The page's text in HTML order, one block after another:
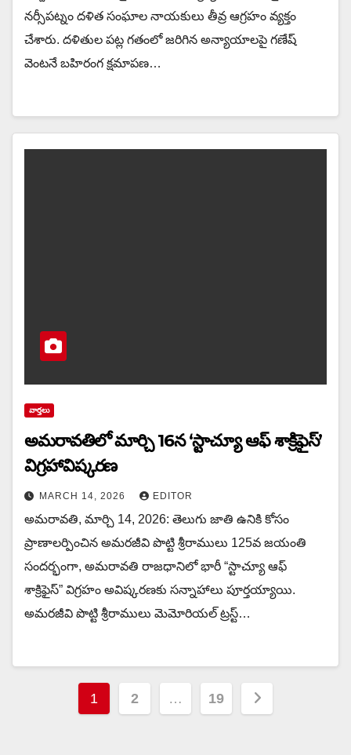
నర్సీపట్నం దళిత సంఘాల నాయకులు తీవ్ర ఆగ్రహం వ్యక్తం
చేశారు. దళితుల పట్ల గతంలో జరిగిన అన్యాయాలపై గణేష్
వెంటనే బహిరంగ క్షమాపణ…
వార్త‌లు
అమరావతిలో మార్చి 16న‌ ‘స్టాచ్యూ ఆఫ్ శాక్రిఫైస్’
విగ్రహావిష్కరణ
MARCH 14, 2026 EDITOR
అమరావతి, మార్చి 14, 2026: తెలుగు జాతి ఉనికి కోసం
ప్రాణాలర్పించిన అమరజీవి పొట్టి శ్రీరాములు 125వ జయంతి
సందర్భంగా, అమరావతి రాజధానిలో భారీ “స్టాచ్యూ ఆఫ్
శాక్రిఫైస్” విగ్రహం అవిష్కరణకు సన్నాహాలు పూర్తయ్యాయి.
అమరజీవి పొట్టి శ్రీరాములు మెమోరియల్ ట్రస్ట్…
Posts
1 2 … 19